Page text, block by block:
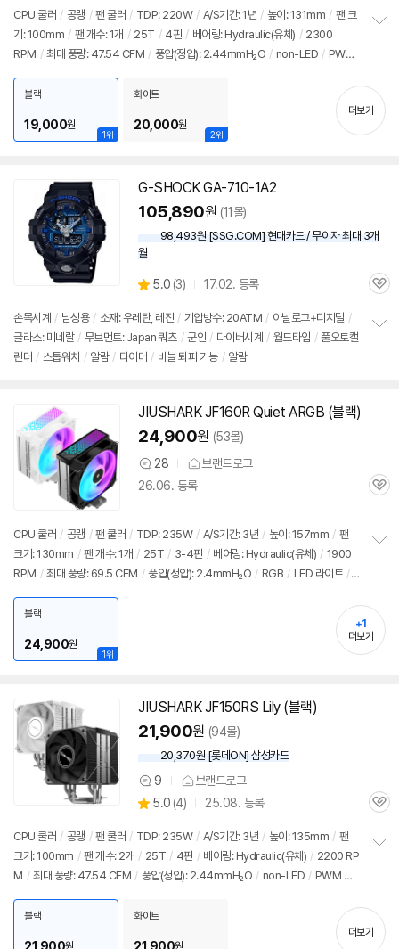
견
점
리
뷰
CPU 쿨러 / 공랭 / 팬 쿨러 / TDP: 220W / A/S기간: 1년 / 높이: 131mm / 팬 크
기: 100mm / 팬 개수: 1개 / 25T / 4핀 / 베어링: Hydraulic(유체) / 2300
RPM / 최대 풍량: 47.54 CFM / 풍압(정압): 2.44mmH₂O / non-LED / PWM
기
1위
블랙
19,000원
2위
화이트
20,000원
더보기
G-SHOCK GA-710-1A2
105,890원 (11몰)
98,493원 [SSG.COM] 현대카드 / 무이자 최대 3개
월
별
점
5.0 (상
리
뷰
3) 17.02. 등록
관
손목시계 / 남성용 / 소재: 우레탄, 레진 / 기압방수: 20ATM / 아날로그+디지털 /
글라스: 미네랄 / 무브먼트: Japan 쿼츠 / 군인 / 다이버시계 / 월드타임 / 풀오토캘
린더 / 스톱워치 / 알람 / 타이머 / 바늘 퇴피 기능 / 알람
JIUSHARKJF160R Quiet ARGB (블랙)
24,900원 (53몰)
상
품
28
브랜드로그
26.06. 등록
관
CPU 쿨러 / 공랭 / 팬 쿨러 / TDP: 235W / A/S기간: 3년 / 높이: 157mm / 팬
크기: 130mm / 팬 개수: 1개 / 25T / 3-4핀 / 베어링: Hydraulic(유체) / 1900
RPM / 최대 풍량: 69.5 CFM / 풍압(정압): 2.4mmH₂O / RGB / LED 라이트 /
기
1위
블랙
24,900원
+1
더보기
JIUSHARKJF150RS Lily (블랙)
21,900원 (94몰)
20,370원 [롯데ON] 삼성카드
상
품
견
9 브랜드로그
별
점
5.0 (상
리
뷰
4) 25.08. 등록
관
CPU 쿨러 / 공랭 / 팬 쿨러 / TDP: 235W / A/S기간: 3년 / 높이: 135mm / 팬
크기: 100mm / 팬 개수: 2개 / 25T / 4핀 / 베어링: Hydraulic(유체) / 2200 RP
M / 최대 풍량: 47.54 CFM / 풍압(정압): 2.44mmH₂O / non-LED / PWM 지
기
블랙
원
화이트
원
더보기